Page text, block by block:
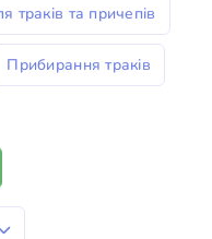
траків та причепів
Прибирання траків